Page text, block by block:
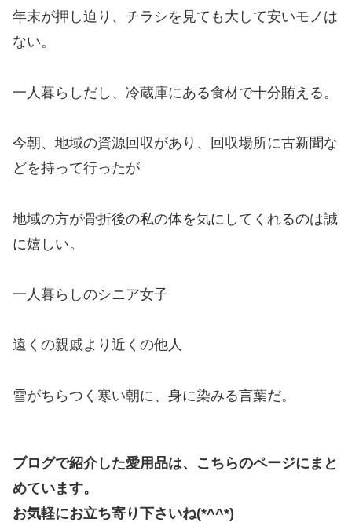
年末が押し迫り、チラシを見ても大して安いモノは
ない。
一人暮らしだし、冷蔵庫にある食材で十分賄える。
今朝、地域の資源回収があり、回収場所に古新聞な
どを持って行ったが
地域の方が骨折後の私の体を気にしてくれるのは誠
に嬉しい。
一人暮らしのシニア女子
遠くの親戚より近くの他人
雪がちらつく寒い朝に、身に染みる言葉だ。
ブログで紹介した愛用品は、こちらのページにまと
めています。
お気軽にお立ち寄り下さいね(*^^*)